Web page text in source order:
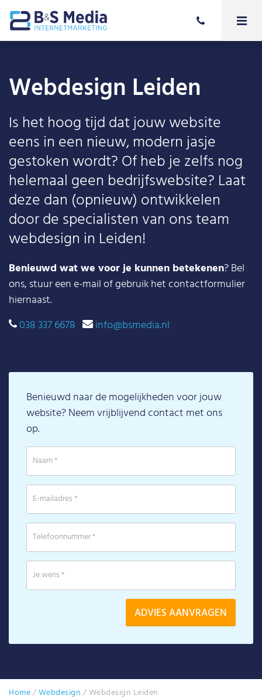
Webdesign Leiden
Is het hoog tijd dat jouw website
eens in een nieuw, modern jasje
gestoken wordt? Of heb je zelfs nog
helemaal geen bedrijfswebsite? Laat
deze dan (opnieuw) ontwikkelen
door de specialisten van ons team
webdesign in Leiden!
Benieuwd wat we voor je kunnen betekenen? Bel
ons, stuur een e-mail of gebruik het contactformulier
hiernaast.
038 337 6678
info@bsmedia.nl
Benieuwd naar de mogelijkheden voor jouw
website? Neem vrijblijvend contact met ons
op.
Home/Webdesign /Webdesign Leiden